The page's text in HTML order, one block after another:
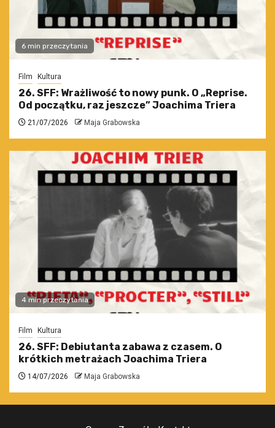
6 min przeczytania
Film Kultura
26. SFF: Wrażliwość to nowy punk. O „Reprise.
Od początku, raz jeszcze” Joachima Triera
21/07/2026 Maja Grabowska
4 min przeczytania
Film Kultura
26. SFF: Debiutanta zabawa z czasem. O
krótkich metrażach Joachima Triera
14/07/2026 Maja Grabowska